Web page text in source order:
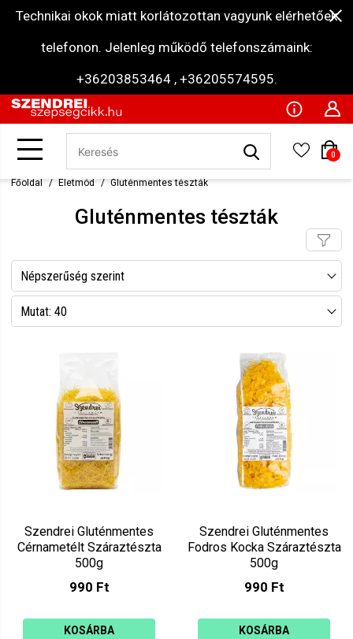
Technikai okok miatt korlátozottan vagyunk elérhetőek
telefonon. Jelenleg működő telefonszámaink:
+36203853464 , +36205574595.
0
Főoldal Életmód Gluténmentes tészták
Gluténmentes tészták
Népszerűség szerint
Név szerint csökkenő
Ár szerint növekvő
Mutat: 40
Szendrei Gluténmentes
Cérnametélt Száraztészta
500g
990 Ft
KOSÁRBA
Szendrei Gluténmentes
Fodros Kocka Száraztészta
500g
990 Ft
KOSÁRBA